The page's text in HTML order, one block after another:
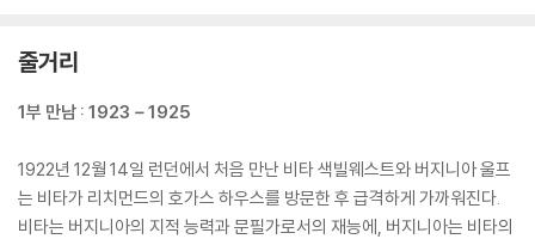
--- p.77
안 돼. 시, 당신, 그리고 고독. 내가 몹시 감상적이란 걸 알겠지. 내가 이럴
줄 알았어? _비타
--- p.79
줄거리
1부 만남 : 1923－1925
1922년 12월 14일 런던에서 처음 만난 비타 색빌웨스트와 버지니아 울프
는 비타가 리치먼드의 호가스 하우스를 방문한 후 급격하게 가까워진다.
비타는 버지니아의 지적 능력과 문필가로서의 재능에, 버지니아는 비타의